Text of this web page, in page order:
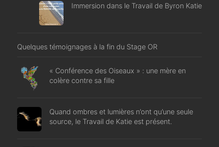
Immersion dans le Travail de Byron Katie
Quelques témoignages à la fin du Stage OR
« Conférence des Oiseaux » : une mère en
colère contre sa fille
Quand ombres et lumières n’ont qu’une seule
source, le Travail de Katie est présent.